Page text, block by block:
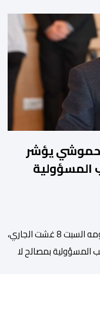
العام بالحقائق
أن المعني
ومستمر وفقا […]
حموشي يؤشر
المسؤولية
أعلنت المديرية العامة للأمن الوطني، زوال يومه السبت 8 غشت الجاري،
بمصالح لا